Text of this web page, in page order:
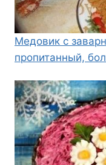
Медовик с
пропитанный,